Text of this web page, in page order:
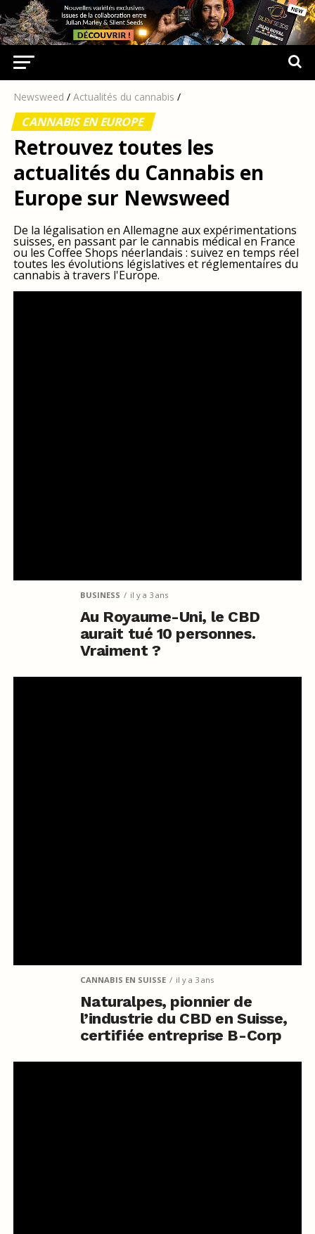
Newsweed / Actualités du cannabis /
CANNABIS EN EUROPE
Retrouvez toutes les
actualités du Cannabis en
Europe sur Newsweed
De la légalisation en Allemagne aux expérimentations
suisses, en passant par le cannabis médical en France
ou les Coffee Shops néerlandais : suivez en temps réel
toutes les évolutions législatives et réglementaires du
cannabis à travers l'Europe.
BUSINESS il y a 3 ans
Au Royaume-Uni, le CBD
aurait tué 10 personnes.
Vraiment ?
CANNABIS EN SUISSE il y a 3 ans
Naturalpes, pionnier de
l’industrie du CBD en Suisse,
certifiée entreprise B-Corp